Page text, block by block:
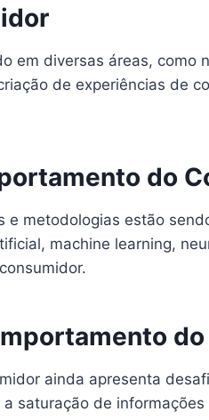
em diversas áreas, como
de experiências de
do
metodologias estão
machine learning,
ainda apresenta
saturação de